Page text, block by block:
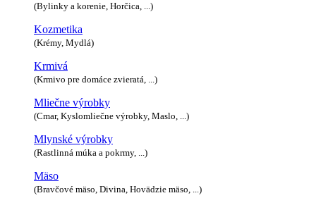
(Bylinky a korenie, Horčica, ...)
Kozmetika
(Krémy, Mydlá)
Krmivá
(Krmivo pre domáce zvieratá, ...)
Mliečne výrobky
(Cmar, Kyslomliečne výrobky, Maslo, ...)
Mlynské výrobky
(Rastlinná múka a pokrmy, ...)
Mäso
(Bravčové mäso, Divina, Hovädzie mäso, ...)